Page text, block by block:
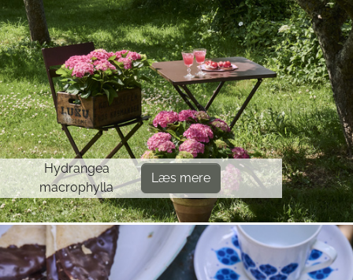
Hydrangea
macrophylla
Læs mere